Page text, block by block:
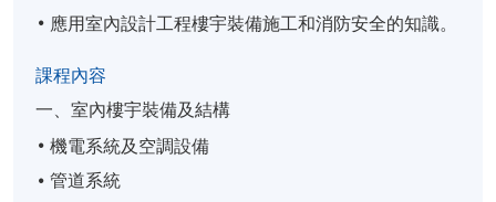
應用室內設計工程樓宇裝備施工和消防安全的知識。
課程內容
一、室內樓宇裝備及結構
機電系統及空調設備
管道系統